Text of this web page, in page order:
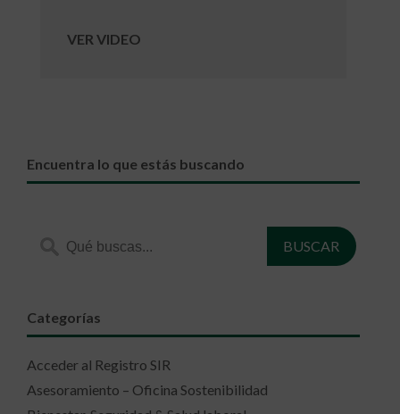
VER VIDEO
Encuentra lo que estás buscando
Categorías
Acceder al Registro SIR
Asesoramiento – Oficina Sostenibilidad